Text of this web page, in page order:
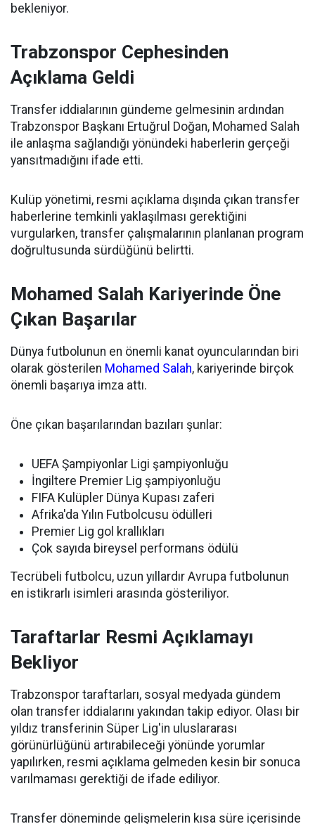
bekleniyor.
Trabzonspor Cephesinden
Açıklama Geldi
Transfer iddialarının gündeme gelmesinin ardından
Trabzonspor Başkanı Ertuğrul Doğan, Mohamed Salah
ile anlaşma sağlandığı yönündeki haberlerin gerçeği
yansıtmadığını ifade etti.
Kulüp yönetimi, resmi açıklama dışında çıkan transfer
haberlerine temkinli yaklaşılması gerektiğini
vurgularken, transfer çalışmalarının planlanan program
doğrultusunda sürdüğünü belirtti.
Mohamed Salah Kariyerinde Öne
Çıkan Başarılar
Dünya futbolunun en önemli kanat oyuncularından biri
olarak gösterilen Mohamed Salah, kariyerinde birçok
önemli başarıya imza attı.
Öne çıkan başarılarından bazıları şunlar:
UEFA Şampiyonlar Ligi şampiyonluğu
İngiltere Premier Lig şampiyonluğu
FIFA Kulüpler Dünya Kupası zaferi
Afrika'da Yılın Futbolcusu ödülleri
Premier Lig gol krallıkları
Çok sayıda bireysel performans ödülü
Tecrübeli futbolcu, uzun yıllardır Avrupa futbolunun
en istikrarlı isimleri arasında gösteriliyor.
Taraftarlar Resmi Açıklamayı
Bekliyor
Trabzonspor taraftarları, sosyal medyada gündem
olan transfer iddialarını yakından takip ediyor. Olası bir
yıldız transferinin Süper Lig'in uluslararası
görünürlüğünü artırabileceği yönünde yorumlar
yapılırken, resmi açıklama gelmeden kesin bir sonuca
varılmaması gerektiği de ifade ediliyor.
Transfer döneminde gelişmelerin kısa süre içerisinde